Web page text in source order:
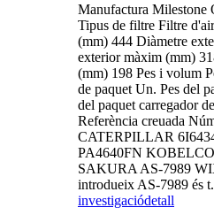
Manufactura Milestone
Tipus de filtre Filtre
(mm) 444 Diàmetre
exterior màxim (mm)
(mm) 198 Pes i volum
de paquet Un. Pes del
del paquet carregador
Referència creuada
CATERPILLAR
PA4640FN
SAKURA AS-7989
introdueix AS-7989 és
investigaciódetall